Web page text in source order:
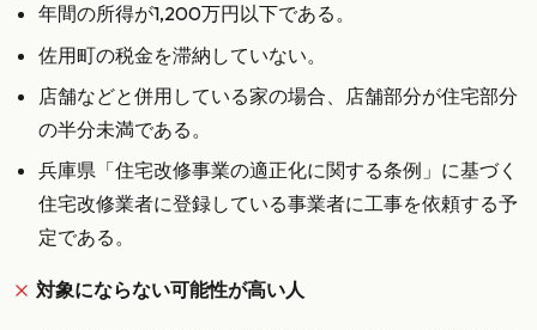
年間の所得が1,200万円以下である。
佐用町の税金を滞納していない。
店舗などと併用している家の場合、店舗部分が住宅部分
の半分未満である。
兵庫県「住宅改修事業の適正化に関する条例」に基づく
住宅改修業者に登録している事業者に工事を依頼する予
定である。
対象にならない可能性が高い人